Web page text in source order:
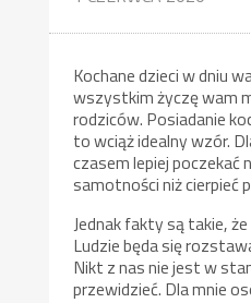
Kochane dzieci w dniu
wszystkim życzę wam
rodziców. Posiadanie
to wciąż idealny wzór.
czasem lepiej poczekać
samotności niż cierpieć
Jednak fakty są takie,
Ludzie będa się
Nikt z nas nie jest w
przewidzieć. Dla mnie